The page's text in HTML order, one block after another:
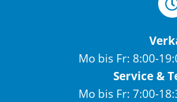
Mo bis Fr: 8:00-
Service &
Mo bis Fr: 7:00-